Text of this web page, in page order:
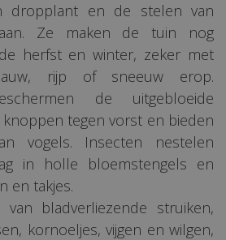
dropplant en de stelen van
Ze maken de tuin nog
herfst en winter, zeker met
rijp of sneeuw erop.
de uitgebloeide
tegen vorst en bieden
vogels. Insecten nestelen
in holle bloemstengels en
en takjes.
van bladverliezende struiken,
kornoeljes, vijgen en wilgen,